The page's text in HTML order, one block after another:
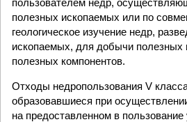
пользователем недр,
полезных ископаемых или по
геологическое изучение недр,
ископаемых, для добычи полезных
полезных компонентов.
Отходы недропользования V
образовавшиеся при
на предоставленном в